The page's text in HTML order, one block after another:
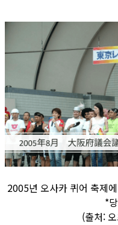
2005년 오사카 퀴어 축제
*
(출처: